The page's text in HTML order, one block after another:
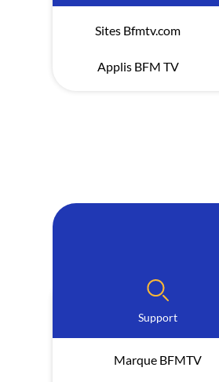
Sites Bfmtv.com
Applis BFM TV
Support
Marque BFMTV